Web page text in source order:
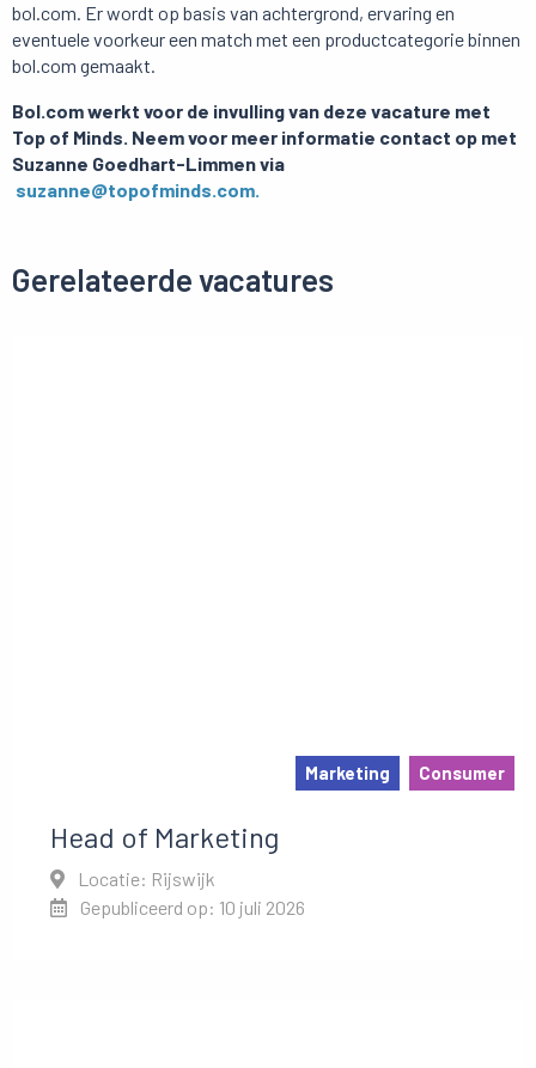
bol.com. Er wordt op basis van achtergrond, ervaring en
eventuele voorkeur een match met een productcategorie binnen
bol.com gemaakt.
Bol.com werkt voor de invulling van deze vacature met
Top of Minds. Neem voor meer informatie contact op met
Suzanne Goedhart-Limmen via
suzanne@topofminds.com.
Gerelateerde vacatures
Marketing Consumer
Head of Marketing
Locatie: Rijswijk
Gepubliceerd op: 10 juli 2026